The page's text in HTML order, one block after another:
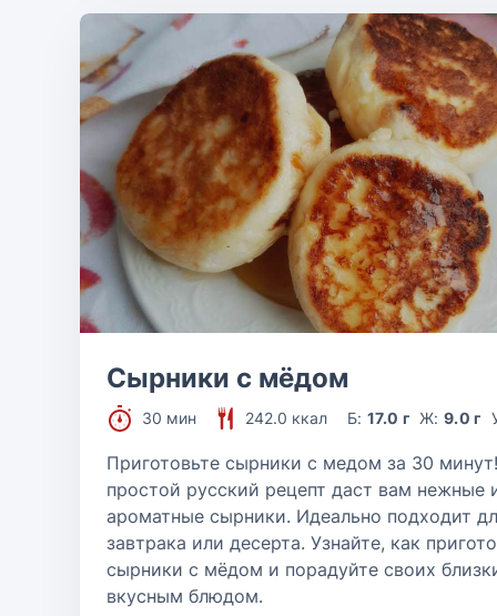
Сырники с мёдом
30 мин 242.0 ккал Б: 17.0 г Ж:9.0 г
Приготовьте сырники с медом за 30
простой русский рецепт даст вам нежные
ароматные сырники. Идеально подходит
завтрака или десерта. Узнайте, как
сырники с мёдом и порадуйте своих
вкусным блюдом.